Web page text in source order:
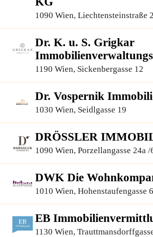
1090 Wien, Liechtensteinstraße
Dr. K. u. S. Grigkar
m.b.H.
1190 Wien, Sickenbergasse 12
Dr. Vospernik
1030 Wien, Seidlgasse 19
DRÖSSLER
1090 Wien, Porzellangasse 24a /
DWK Die
1010 Wien, Hohenstaufengasse
EB
1130 Wien,